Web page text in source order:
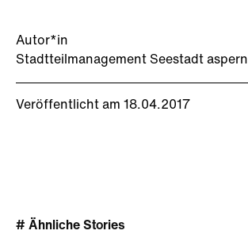
Autor*in
Stadtteilmanagement Seestadt aspern
Veröffentlicht am 18.04.2017
# Ähnliche Stories